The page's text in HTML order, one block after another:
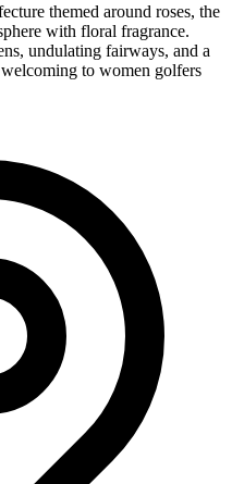
themed around roses, the
with floral fragrance.
undulating fairways, and a
to women golfers